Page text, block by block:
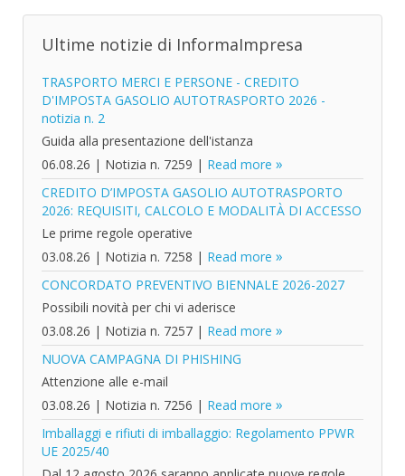
Ultime notizie di InformaImpresa
TRASPORTO MERCI E PERSONE - CREDITO
D'IMPOSTA GASOLIO AUTOTRASPORTO 2026 -
notizia n. 2
Guida alla presentazione dell'istanza
06.08.26 | Notizia n. 7259 | Read more
CREDITO D’IMPOSTA GASOLIO AUTOTRASPORTO
2026: REQUISITI, CALCOLO E MODALITÀ DI ACCESSO
Le prime regole operative
03.08.26 | Notizia n. 7258 | Read more
CONCORDATO PREVENTIVO BIENNALE 2026-2027
Possibili novità per chi vi aderisce
03.08.26 | Notizia n. 7257 | Read more
NUOVA CAMPAGNA DI PHISHING
Attenzione alle e-mail
03.08.26 | Notizia n. 7256 | Read more
Imballaggi e rifiuti di imballaggio: Regolamento PPWR
UE 2025/40